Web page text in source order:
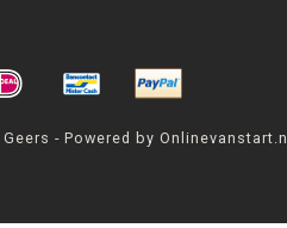
- Powered by Onlinevanstart.nl